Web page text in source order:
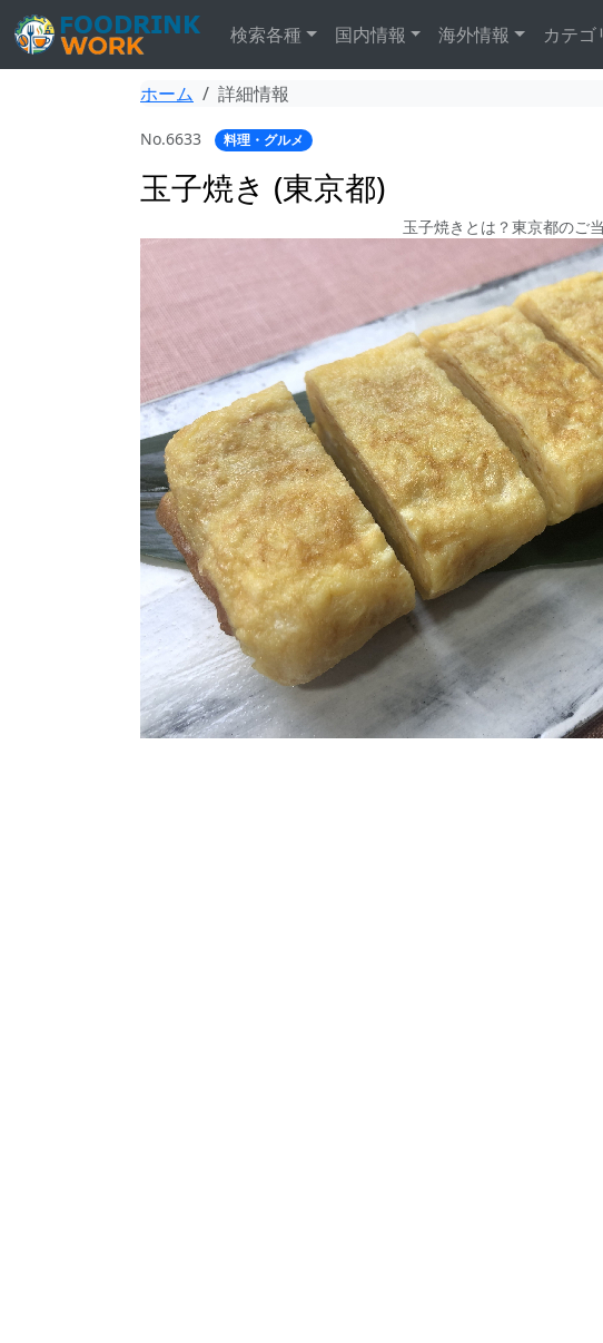
検索各種 国内情報 海外情報 カテゴ
ホーム 詳細情報
No.6633 料理・グルメ
玉子焼き (東京都)
玉子焼きとは？東京都のご